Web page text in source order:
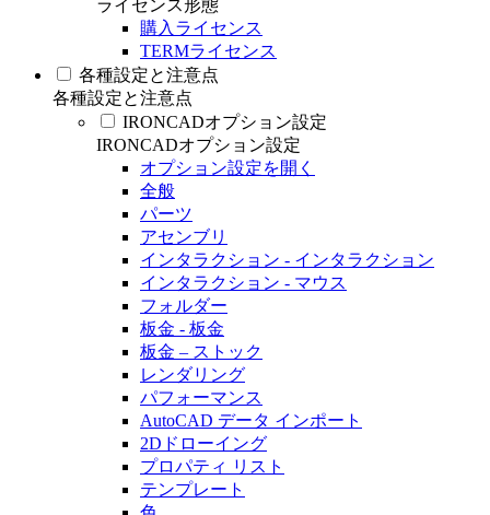
ライセンス形態
購入ライセンス
TERMライセンス
各種設定と注意点
各種設定と注意点
IRONCADオプション設定
IRONCADオプション設定
オプション設定を開く
全般
パーツ
アセンブリ
インタラクション - インタラクション
インタラクション - マウス
フォルダー
板金 - 板金
板金 – ストック
レンダリング
パフォーマンス
AutoCAD データ インポート
2Dドローイング
プロパティ リスト
テンプレート